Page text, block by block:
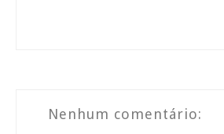
Nenhum comentário: